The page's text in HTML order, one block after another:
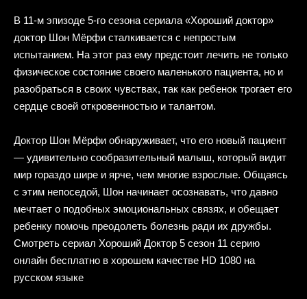
В 11-м эпизоде 5-го сезона сериала «Хороший доктор»
доктор Шон Мёрфи сталкивается с непростым
испытанием. На этот раз ему предстоит лечить не только
физическое состояние своего маленького пациента, но и
разобраться в своих чувствах, так как ребенок трогает его
сердце своей откровенностью и талантом.
Доктор Шон Мёрфи обнаруживает, что его новый пациент
— удивительно сообразительный малыш, который видит
мир гораздо шире и ярче, чем многие взрослые. Общаясь
с этим непоседой, Шон начинает осознавать, что давно
мечтает о подобных эмоциональных связях, и обещает
ребенку помочь преодолеть болезнь ради их дружбы.
Смотреть сериал Хороший Доктор 5 сезон 11 серию
онлайн бесплатно в хорошем качестве HD 1080 на
русском языке